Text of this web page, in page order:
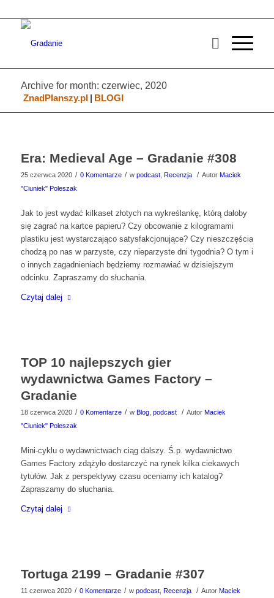
Archive for month: czerwiec, 2020
ZnadPlanszy.pl | BLOGI
Era: Medieval Age – Gradanie #308
25 czerwca 2020 / 0 Komentarze / w podcast, Recenzja / Autor Maciek
"Ciuniek" Poleszak
Jak to jest wydać kilkaset złotych na wykreślankę, którą dałoby
się zagrać na kartce papieru? Czy obcowanie z kilogramami
plastiku jest wystarczająco satysfakcjonujące? Czy nieszczęścia
chodzą po nas w parzyste, czy nieparzyste dni tygodnia? O tym i
o innych zagadnieniach będziemy rozmawiać w dzisiejszym
odcinku. Zapraszamy do słuchania.
Czytaj dalej
TOP 10 najlepszych gier
wydawnictwa Games Factory –
Gradanie
18 czerwca 2020 / 0 Komentarze / w Blog, podcast / Autor Maciek
"Ciuniek" Poleszak
Mini-cyklu o wydawnictwach ciąg dalszy. Ś.p. wydawnictwo
Games Factory zdążyło dostarczyć na rynek kilka ciekawych
tytułów. Jak z perspektywy czasu oceniamy ich katalog?
Zapraszamy do słuchania.
Czytaj dalej
Tortuga 2199 – Gradanie #307
11 czerwca 2020 / 0 Komentarze / w podcast, Recenzja / Autor Maciek